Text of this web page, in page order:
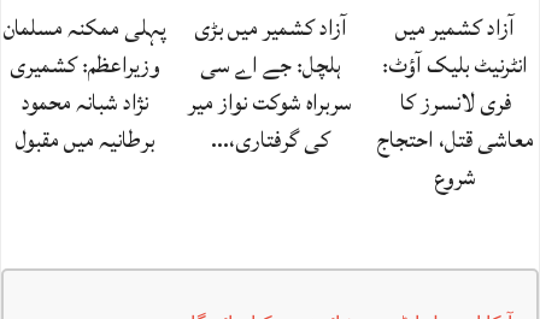
آزاد کشمیر میں
انٹرنیٹ بلیک آؤٹ:
فری لانسرز کا
معاشی قتل، احتجاج
شروع
آزاد کشمیر میں بڑی
ہلچل: جے اے سی
سربراہ شوکت نواز میر
کی گرفتاری،…
پہلی ممکنہ مسلمان
وزیراعظم: کشمیری
نژاد شبانہ محمود
برطانیہ میں مقبول